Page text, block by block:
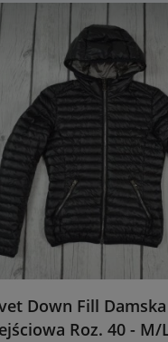
Down Fill
Roz. 40 - M/